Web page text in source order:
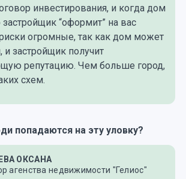
инвестирования, и когда дом
застройщик “оформит” на вас
риски огромные, так как дом может
и застройщик получит
репутацию. Чем больше город,
схем.
попадаются на эту уловку?
ОКСАНА
агенства недвижимости "Гелиос"